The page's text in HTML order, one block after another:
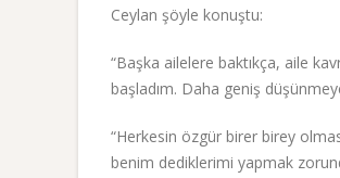
Ceylan şöyle konuştu:
“Başka ailelere baktıkça, aile
başladım. Daha geniş
“Herkesin özgür birer birey
benim dediklerimi yapmak